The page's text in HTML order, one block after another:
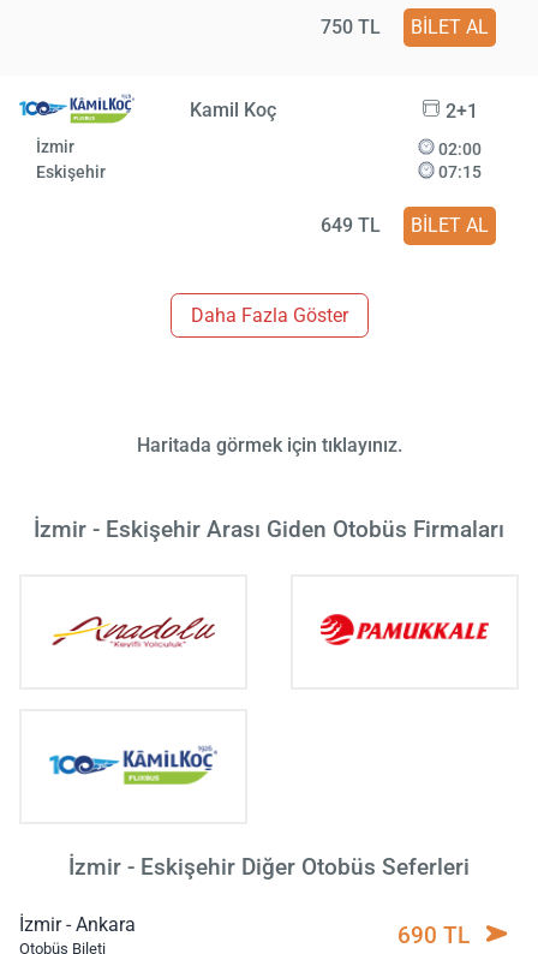
750 TL BİLET AL
Kamil Koç 2+1
İzmir
Eskişehir
02:00
07:15
649 TL BİLET AL
Daha Fazla Göster
Haritada görmek için tıklayınız.
İzmir - Eskişehir Arası Giden Otobüs Firmaları
İzmir - Eskişehir Diğer Otobüs Seferleri
İzmir - Ankara
Otobüs Bileti 690 TL